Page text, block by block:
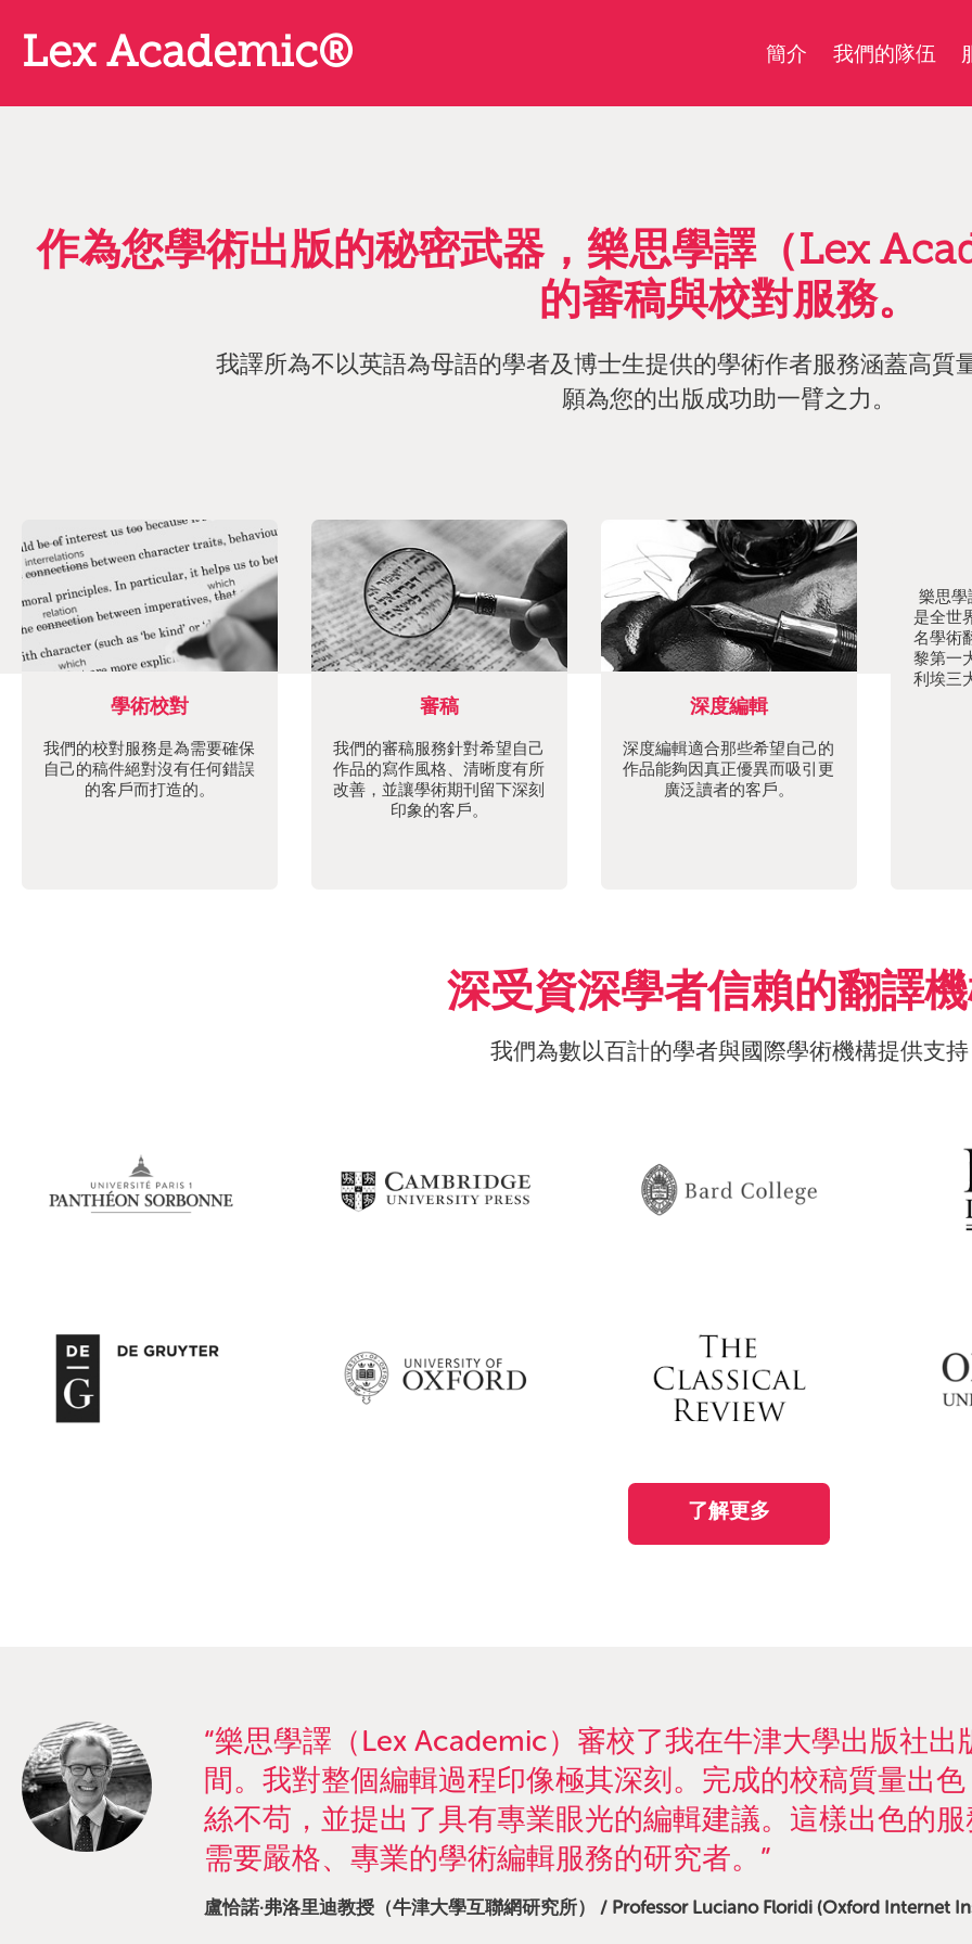
Lex Academic® 簡介 我們的隊伍
作為您學術出版的秘密武器，樂思學譯（Lex
的審稿與校對服務。
我譯所為不以英語為母語的學者及博士生提供的學術作者服務涵蓋高質
願為您的出版成功助一臂之力。
學術校對
我們的校對服務是為需要確保
自己的稿件絕對沒有任何錯誤
的客戶而打造的。
審稿
我們的審稿服務針對希望自己
作品的寫作風格、清晰度有所
改善，並讓學術期刊留下深刻
印象的客戶。
深度編輯
深度編輯適合那些希望自己的
作品能夠因真正優異而吸引更
廣泛讀者的客戶。
樂思學
是全世
名學術
黎第一
利埃三
深受資深學者信賴的翻譯
我們為數以百計的學者與國際學術機構提供支持
了解更多
“樂思學譯（Lex Academic）審校了我在牛津大學出版社
間。我對整個編輯過程印像極其深刻。完成的校稿質量出
絲不苟，並提出了具有專業眼光的編輯建議。這樣出色的
需要嚴格、專業的學術編輯服務的研究者。”
盧恰諾·弗洛里迪教授（牛津大學互聯網研究所） / Professor Luciano Floridi (Oxford Internet